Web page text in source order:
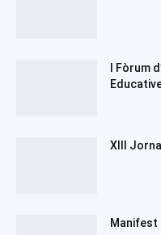
I Fòrum
XIII
Manifest